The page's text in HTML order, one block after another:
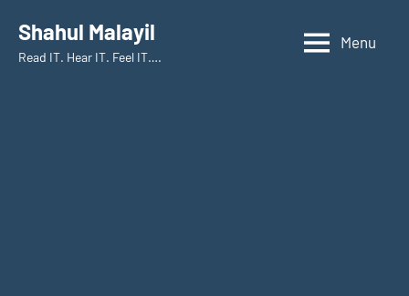
content
Shahul Malayil
Read IT. Hear IT. Feel IT….
Menu